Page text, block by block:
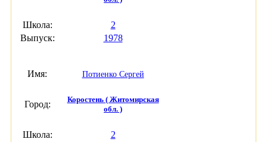
Школа:
2
Выпуск:
1978
Имя: Потиенко Сергей
Город:
Коростень ( Житомирская
обл. )
Школа:
2